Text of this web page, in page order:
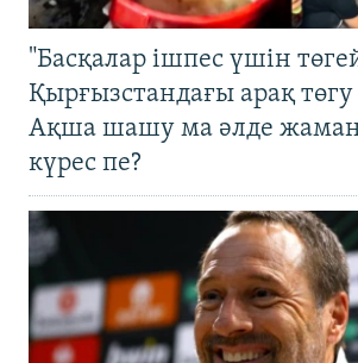
"Басқалар ішпес үшін
Қырғызстандағы арақ
Ақша шашу ма әлде
күрес пе?